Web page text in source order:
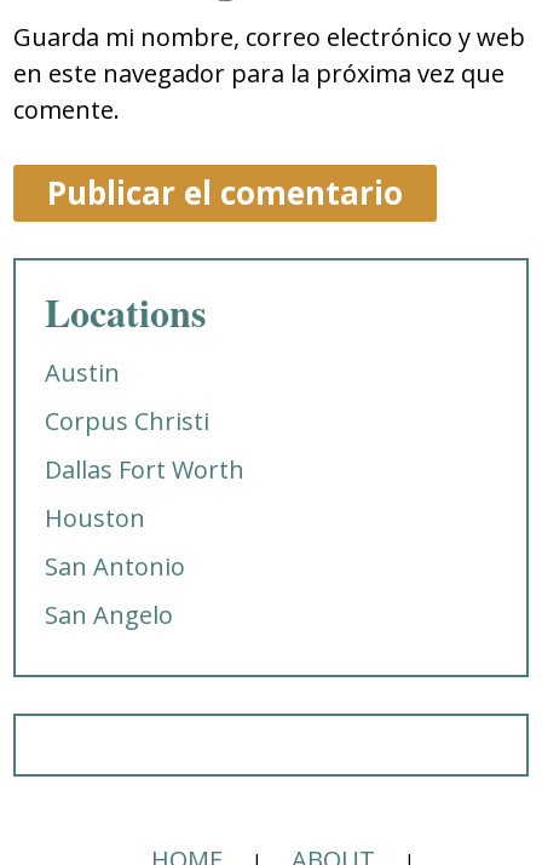
Guarda mi nombre, correo electrónico y web
en este navegador para la próxima vez que
comente.
Locations
Austin
Corpus Christi
Dallas Fort Worth
Houston
San Antonio
San Angelo